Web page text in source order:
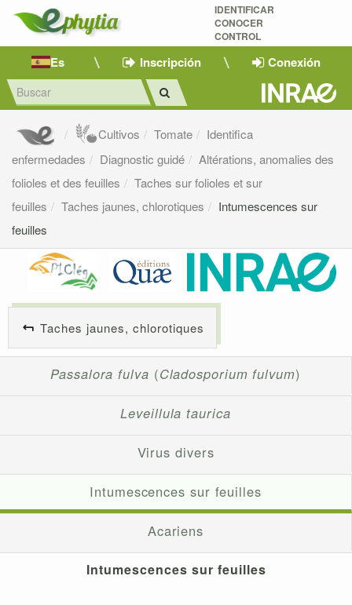
IDENTIFICAR
CONOCER
CONTROL
Es Inscripción Conexión
Cultivos Tomate
Identifica
enfermedades
Diagnostic guidé
Altérations, anomalies des
folioles et des feuilles
Taches sur folioles et sur
feuilles
Taches jaunes, chlorotiques
Intumescences sur
feuilles
Taches jaunes, chlorotiques
Passalora fulva (Cladosporium fulvum)
Leveillula taurica
Virus divers
Intumescences sur feuilles
Acariens
Intumescences sur feuilles